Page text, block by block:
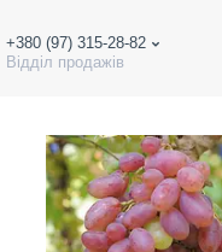
+380 (97) 315-28-82
Відділ продажів